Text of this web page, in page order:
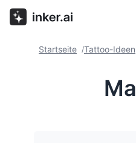
Startseite /Tattoo-Ideen